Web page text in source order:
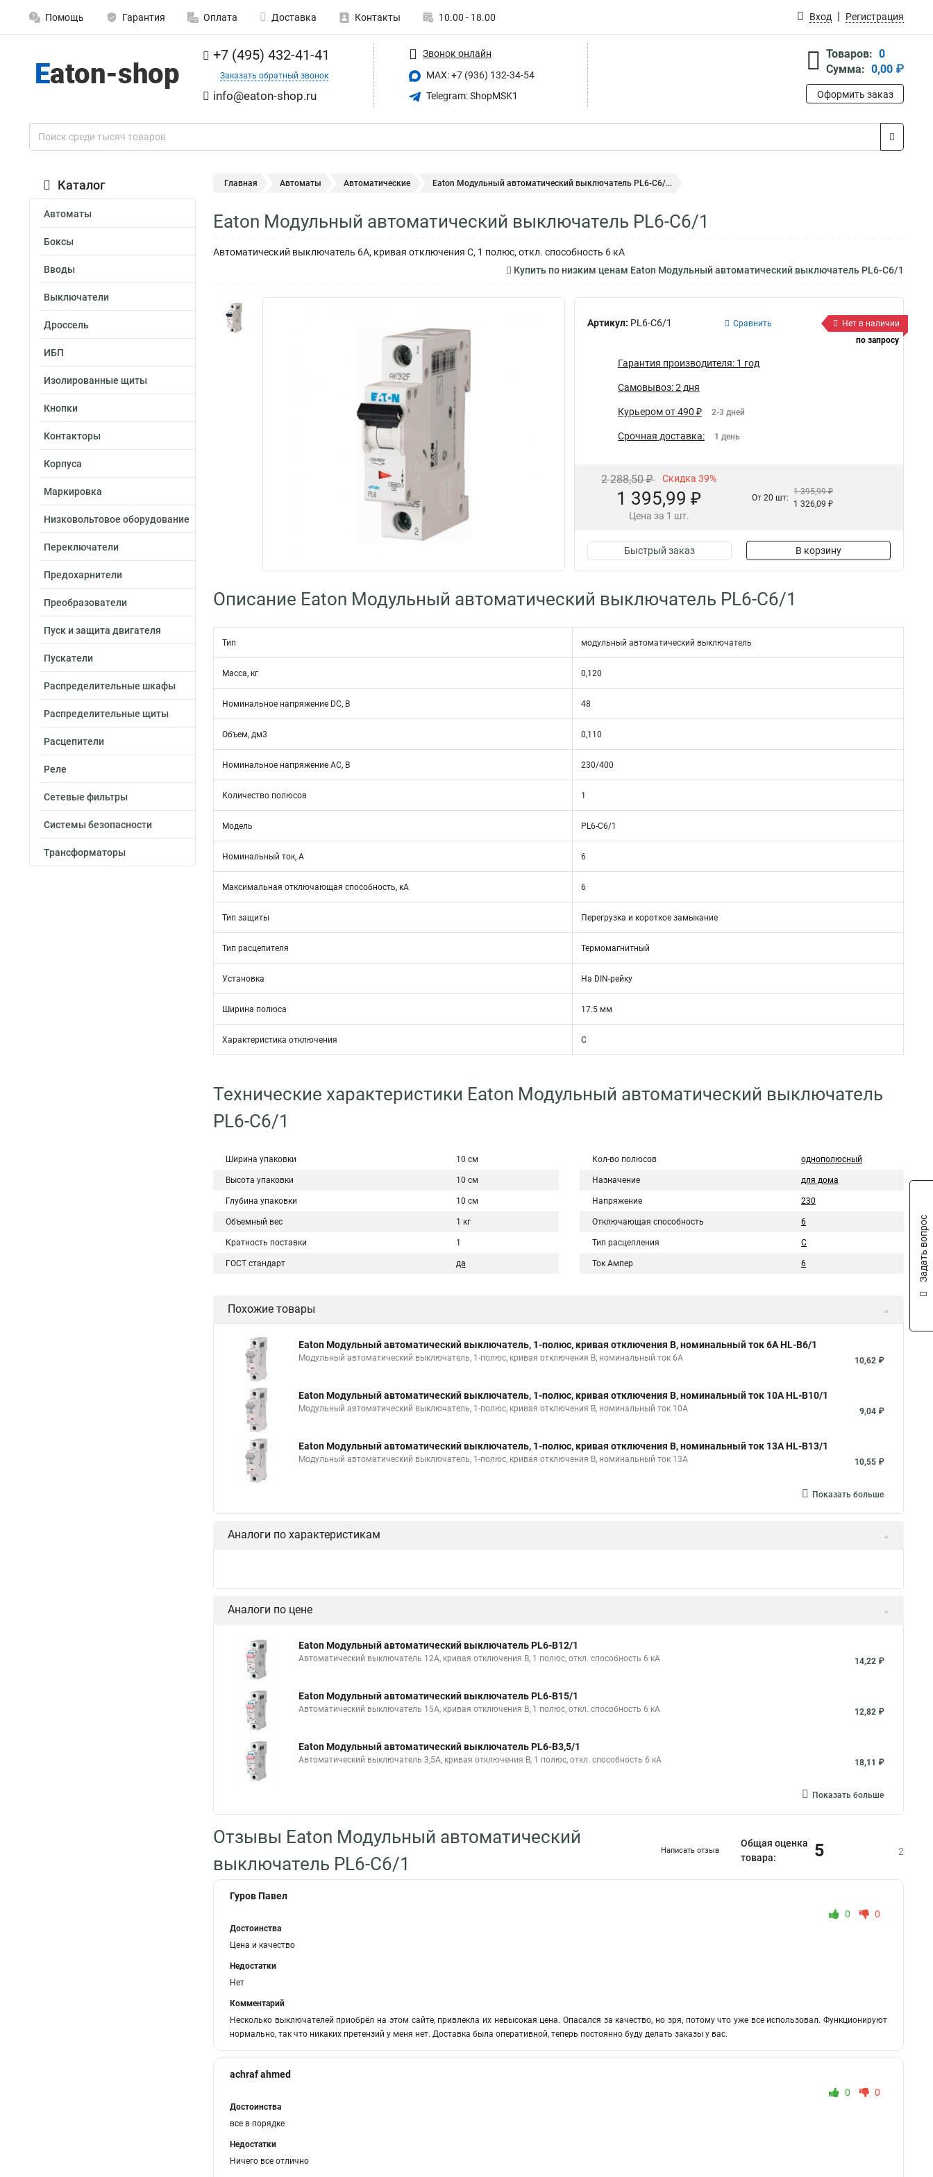
Помощь Гарантия Оплата Доставка Контакты 10.00 - 18.00 Вход Регистрация
+7 (495) 432-41-41
Заказать обратный звонок
info@eaton-shop.ru
Звонок онлайн
MAX: +7 (936) 132-34-54
Telegram: ShopMSK1
Товаров: 0
Сумма: 0,00 ₽
Оформить заказ
Каталог
Автоматы
Боксы
Вводы
Выключатели
Дроссель
ИБП
Изолированные щиты
Кнопки
Контакторы
Корпуса
Маркировка
Низковольтовое оборудование
Переключатели
Предохарнители
Преобразователи
Пуск и защита двигателя
Пускатели
Распределительные шкафы
Распределительные щиты
Расцепители
Реле
Сетевые фильтры
Системы безопасности
Трансформаторы
Главная Автоматы Автоматические Eaton Модульный автоматический выключатель PL6-C6/...
Eaton Модульный автоматический выключатель PL6-C6/1
Автоматический выключатель 6А, кривая отключения С, 1 полюс, откл. способность 6 кА
Купить по низким ценам Eaton Модульный автоматический выключатель PL6-C6/1
Артикул: PL6-C6/1 Сравнить
Нет в наличии
по запросу
Гарантия производителя: 1 год
Самовывоз: 2 дня
Курьером от 490 ₽ 2-3 дней
Срочная доставка: 1 день
2 288,50 ₽ Скидка 39%
1 395,99 ₽
Цена за 1 шт.
От 20 шт:
1 395,99 ₽
1 326,09 ₽
Быстрый заказ В корзину
Описание Eaton Модульный автоматический выключатель PL6-C6/1
Тип модульный автоматический выключатель
Масса, кг 0,120
Номинальное напряжение DC, В 48
Объем, дм3 0,110
Номинальное напряжение АС, В 230/400
Количество полюсов 1
Модель PL6-C6/1
Номинальный ток, А 6
Максимальная отключающая способность, кА 6
Тип защиты Перегрузка и короткое замыкание
Тип расцепителя Термомагнитный
Установка На DIN-рейку
Ширина полюса 17.5 мм
Характеристика отключения C
Технические характеристики Eaton Модульный автоматический выключатель
PL6-C6/1
Ширина упаковки 10 см
Высота упаковки 10 см
Глубина упаковки 10 см
Объемный вес 1 кг
Кратность поставки 1
ГОСТ стандарт да
Кол-во полюсов однополюсный
Назначение для дома
Напряжение 230
Отключающая способность 6
Тип расцепления C
Ток Ампер 6
Похожие товары
Eaton Модульный автоматический выключатель, 1-полюс, кривая отключения B, номинальный ток 6А HL-B6/1
Модульный автоматический выключатель, 1-полюс, кривая отключения B, номинальный ток 6А 10,62 ₽
Eaton Модульный автоматический выключатель, 1-полюс, кривая отключения B, номинальный ток 10А HL-B10/1
Модульный автоматический выключатель, 1-полюс, кривая отключения B, номинальный ток 10А 9,04 ₽
Eaton Модульный автоматический выключатель, 1-полюс, кривая отключения B, номинальный ток 13А HL-B13/1
Модульный автоматический выключатель, 1-полюс, кривая отключения B, номинальный ток 13А 10,55 ₽
Показать больше
Аналоги по характеристикам
Аналоги по цене
Eaton Модульный автоматический выключатель PL6-B12/1
Автоматический выключатель 12А, кривая отключения B, 1 полюс, откл. способность 6 кА 14,22 ₽
Eaton Модульный автоматический выключатель PL6-B15/1
Автоматический выключатель 15А, кривая отключения B, 1 полюс, откл. способность 6 кА 12,82 ₽
Eaton Модульный автоматический выключатель PL6-B3,5/1
Автоматический выключатель 3,5А, кривая отключения B, 1 полюс, откл. способность 6 кА 18,11 ₽
Показать больше
Отзывы Eaton Модульный автоматический
выключатель PL6-C6/1
Написать отзыв
Общая оценка
товара:
5 2
Гуров Павел
0
0
Достоинства
Цена и качество
Недостатки
Нет
Комментарий
Несколько выключателей приобрёл на этом сайте, привлекла их невысокая цена. Опасался за качество, но зря, потому что уже все использовал. Функционируют
нормально, так что никаких претензий у меня нет. Доставка была оперативной, теперь постоянно буду делать заказы у вас.
achraf ahmed
0
0
Достоинства
все в порядке
Недостатки
Ничего все отлично
Задать вопрос